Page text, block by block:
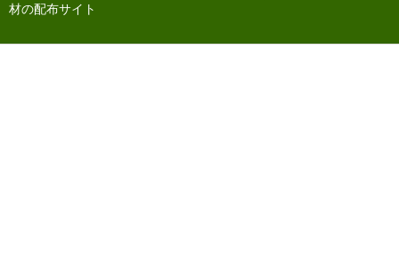
材の配布サイト